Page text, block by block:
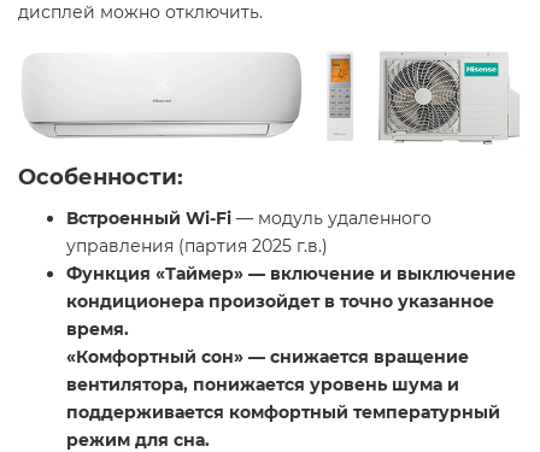
дисплей можно отключить.
Особенности:
Встроенный Wi-Fi — модуль удаленного
управления (партия 2025 г.в.)
Функция «Таймер» — включение и выключение
кондиционера произойдет в точно указанное
время.
«Комфортный сон» — снижается вращение
вентилятора, понижается уровень шума и
поддерживается комфортный температурный
режим для сна.